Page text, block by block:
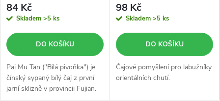
84 Kč
Skladem >5 ks
DO KOŠÍKU
Pai Mu Tan ("Bílá pivoňka") je
čínský sypaný bílý čaj z první
jarní sklizně v provincii Fujian.
98 Kč
Skladem >5 ks
DO KOŠÍKU
Čajové pomyšlení pro labužníky
orientálních chutí.